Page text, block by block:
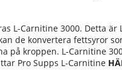
L-Carnitine 3000. Detta
de konvertera fettsyror
på kroppen. L-Carnitine
Pro Supps L-Carnitine